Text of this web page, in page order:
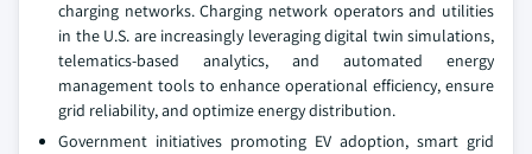
charging networks. Charging network operators and utilities
in the U.S. are increasingly leveraging digital twin simulations,
telematics-based analytics, and automated energy
management tools to enhance operational efficiency, ensure
grid reliability, and optimize energy distribution.
Government initiatives promoting EV adoption, smart grid